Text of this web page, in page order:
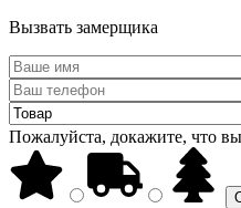
Вызвать замерщика
Пожалуйста, докажите, что